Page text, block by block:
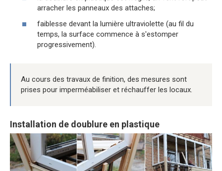
arracher les panneaux des attaches;
faiblesse devant la lumière ultraviolette (au fil du
temps, la surface commence à s'estomper
progressivement).
Au cours des travaux de finition, des mesures sont
prises pour imperméabiliser et réchauffer les locaux.
Installation de doublure en plastique